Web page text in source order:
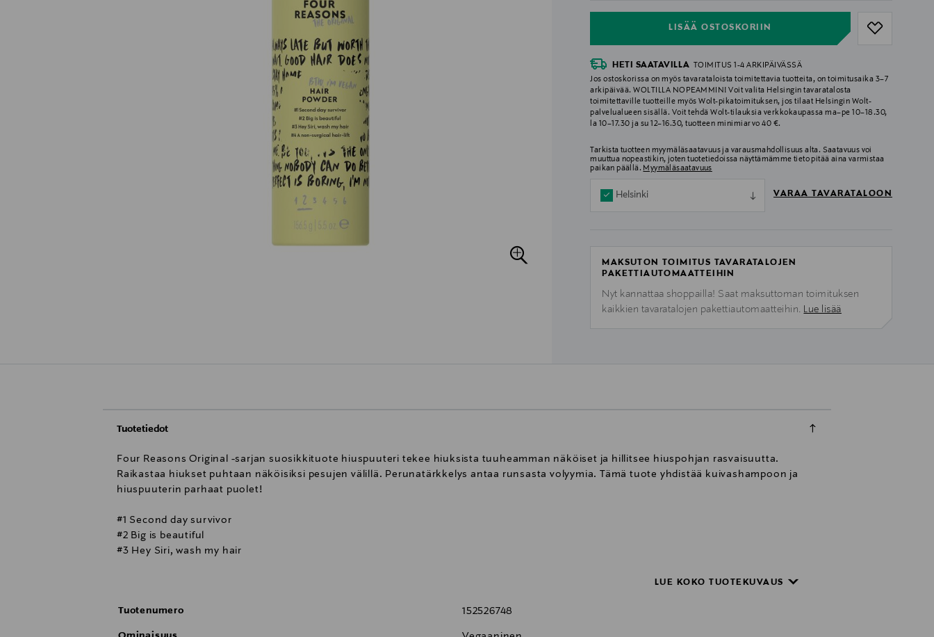
LISÄÄ OSTOSKORIIN
HETI SAATAVILLA TOIMITUS 1-4 ARKIPÄIVÄSSÄ
Jos ostoskorissa on myös tavarataloista toimitettavia tuotteita, on toimitusaika 3–7
arkipäivää. WOLTILLA NOPEAMMIN! Voit valita Helsingin tavaratalosta
toimitettaville tuotteille myös Wolt-pikatoimituksen, jos tilaat Helsingin Wolt-
palvelualueen sisällä. Voit tehdä Wolt-tilauksia verkkokaupassa ma–pe 10–18.30,
la 10–17.30 ja su 12–16.30, tuotteen minimiarvo 40 €.
Tarkista tuotteen myymäläsaatavuus ja varausmahdollisuus alta. Saatavuus voi
muuttua nopeastikin, joten tuotetiedoissa näyttämämme tieto pitää aina varmistaa
paikan päällä. Myymäläsaatavuus
Helsinki VARAA TAVARATALOON
MAKSUTON TOIMITUS TAVARATALOJEN
PAKETTIAUTOMAATTEIHIN
Nyt kannattaa shoppailla! Saat maksuttoman toimituksen
kaikkien tavaratalojen pakettiautomaatteihin. Lue lisää
Tuotetiedot
Four Reasons Original -sarjan suosikkituote hiuspuuteri tekee hiuksista tuuheamman näköiset ja hillitsee hiuspohjan rasvaisuutta.
Raikastaa hiukset puhtaan näköisiksi pesujen välillä. Perunatärkkelys antaa runsasta volyymia. Tämä tuote yhdistää kuivashampoon ja
hiuspuuterin parhaat puolet!
#1 Second day survivor
#2 Big is beautiful
#3 Hey Siri, wash my hair
LUE KOKO TUOTEKUVAUS
Tuotenumero 152526748